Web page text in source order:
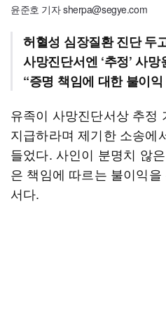
윤준호 기자 sherpa@segye.com
허혈성 심장질환 진단 두
사망진단서엔 ‘추정’ 사
“증명 책임에 대한 불이
유족이 사망진단서상 추정
지급하라며 제기한 소송에
들었다. 사인이 분명치 않
은 책임에 따르는 불이익
서다.